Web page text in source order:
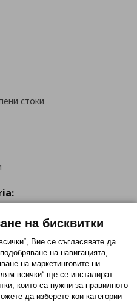
стоки
на бисквитки
Вие се съгласявате да
на навигацията,
на маркетинговите ни
всички“ ще се инсталират
които са нужни за правилното
да изберете кои категории